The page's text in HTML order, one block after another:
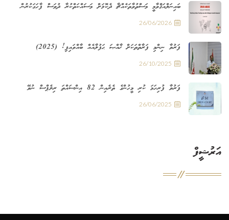
ބައިނަލްއަޤްވާމީ މަސްތުވާތަކެއްޗާ ދެކޮޅަށް މަސައްކަތްކުރާ ދުވަސް ފާހަގަކުރުން
26/06/2026
ފަރުވާ ނިންމި ފަރާތްތަކަށް ޚާއްޞަ ޙަފުލާއެއް ބާއްވައިފި! (2025)
26/10/2025
ފަރުވާ ފުރިހަމަ ކުރި މީހުންގެ ތެރެއިން 82 އިންސައްތަ ރިލެޕްސް ނުވޭ
26/06/2025
އަރުޝީފް